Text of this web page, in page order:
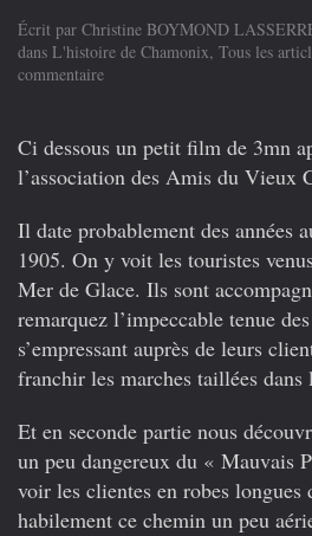
Écrit par Christine BOYMOND
dans L'histoire de Chamonix, Tous les
commentairesur
années
1905
Mer
de
Glace
et
Mauvais
Pas.
Ci dessous un petit film de 3mn
l’association des Amis du Vieux
Il date probablement des années
1905. On y voit les touristes
Mer de Glace. Ils sont
remarquez l’impeccable tenue
s’empressant auprès de leurs
franchir les marches taillées dans
Et en seconde partie nous
un peu dangereux du « Mauvais
voir les clientes en robes longues
habilement ce chemin un peu